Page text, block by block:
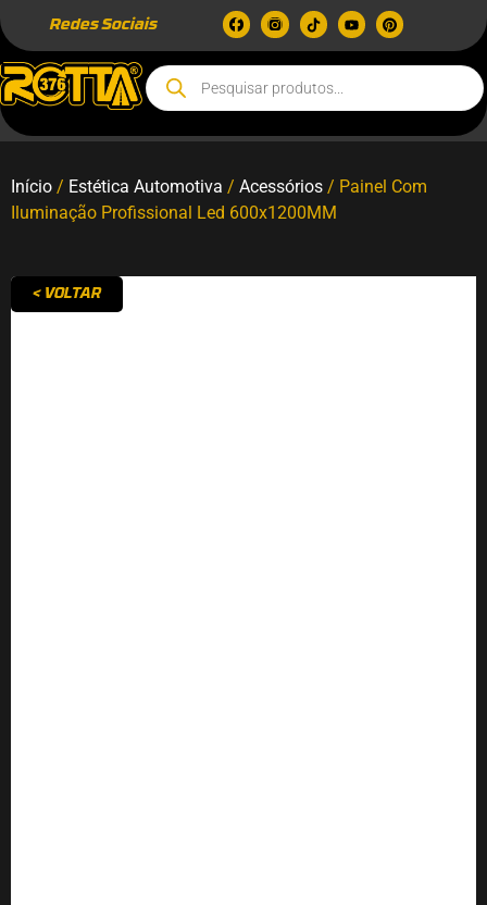
Redes Sociais
Início / Estética Automotiva / Acessórios / Painel Com
Iluminação Profissional Led 600x1200MM
< VOLTAR